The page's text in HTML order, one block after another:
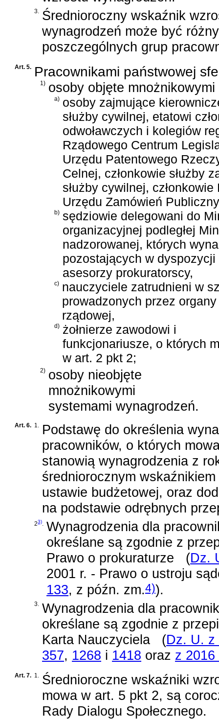
3. Średnioroczny wskaźnik
wynagrodzeń może być
poszczególnych grup
Art. 5. Pracownikami państwowej
1) osoby objęte
a) osoby zajmujące
służby cywilnej, etatowi
odwoławczych i kolegiów
Rządowego Centrum
Urzędu Patentowego
Celnej, członkowie służby
służby cywilnej,
Urzędu Zamówień
b) sędziowie delegowani do
organizacyjnej podległej
nadzorowanej, których
pozostających w
asesorzy prokuratorscy,
c) nauczyciele zatrudnieni w
prowadzonych przez
rządowej,
d) żołnierze zawodowi i
funkcjonariusze, o których
w art. 2 pkt 2;
2) osoby nieobjęte
mnożnikowymi
systemami wynagrodzeń.
Art. 6. 1.
Podstawę do określenia
pracowników, o których
stanowią wynagrodzenia z
średniorocznym
ustawie budżetowej, oraz
na podstawie odrębnych
23)
Wynagrodzenia dla
określane są zgodnie z
Prawo o prokuraturze
(Dz.
2001 r. - Prawo o ustroju
133, z późn. zm.4)).
3.
Wynagrodzenia dla
określane są zgodnie z
Karta Nauczyciela
(Dz. U. z
357, 1268 i 1418 oraz z 2016
Art. 7. 1.
Średnioroczne wskaźniki
mowa w art. 5 pkt 2, są
Rady Dialogu Społecznego.